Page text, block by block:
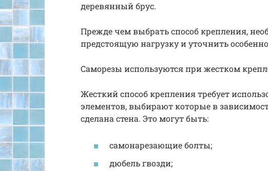
деревянный брус.
Прежде чем выбрать способ крепления,
предстоящую нагрузку и уточнить
Саморезы используются при жестком
Жесткий способ крепления требует
элементов, выбирают которые в
сделана стена. Это могут быть:
самонарезающие болты;
дюбель гвозди;